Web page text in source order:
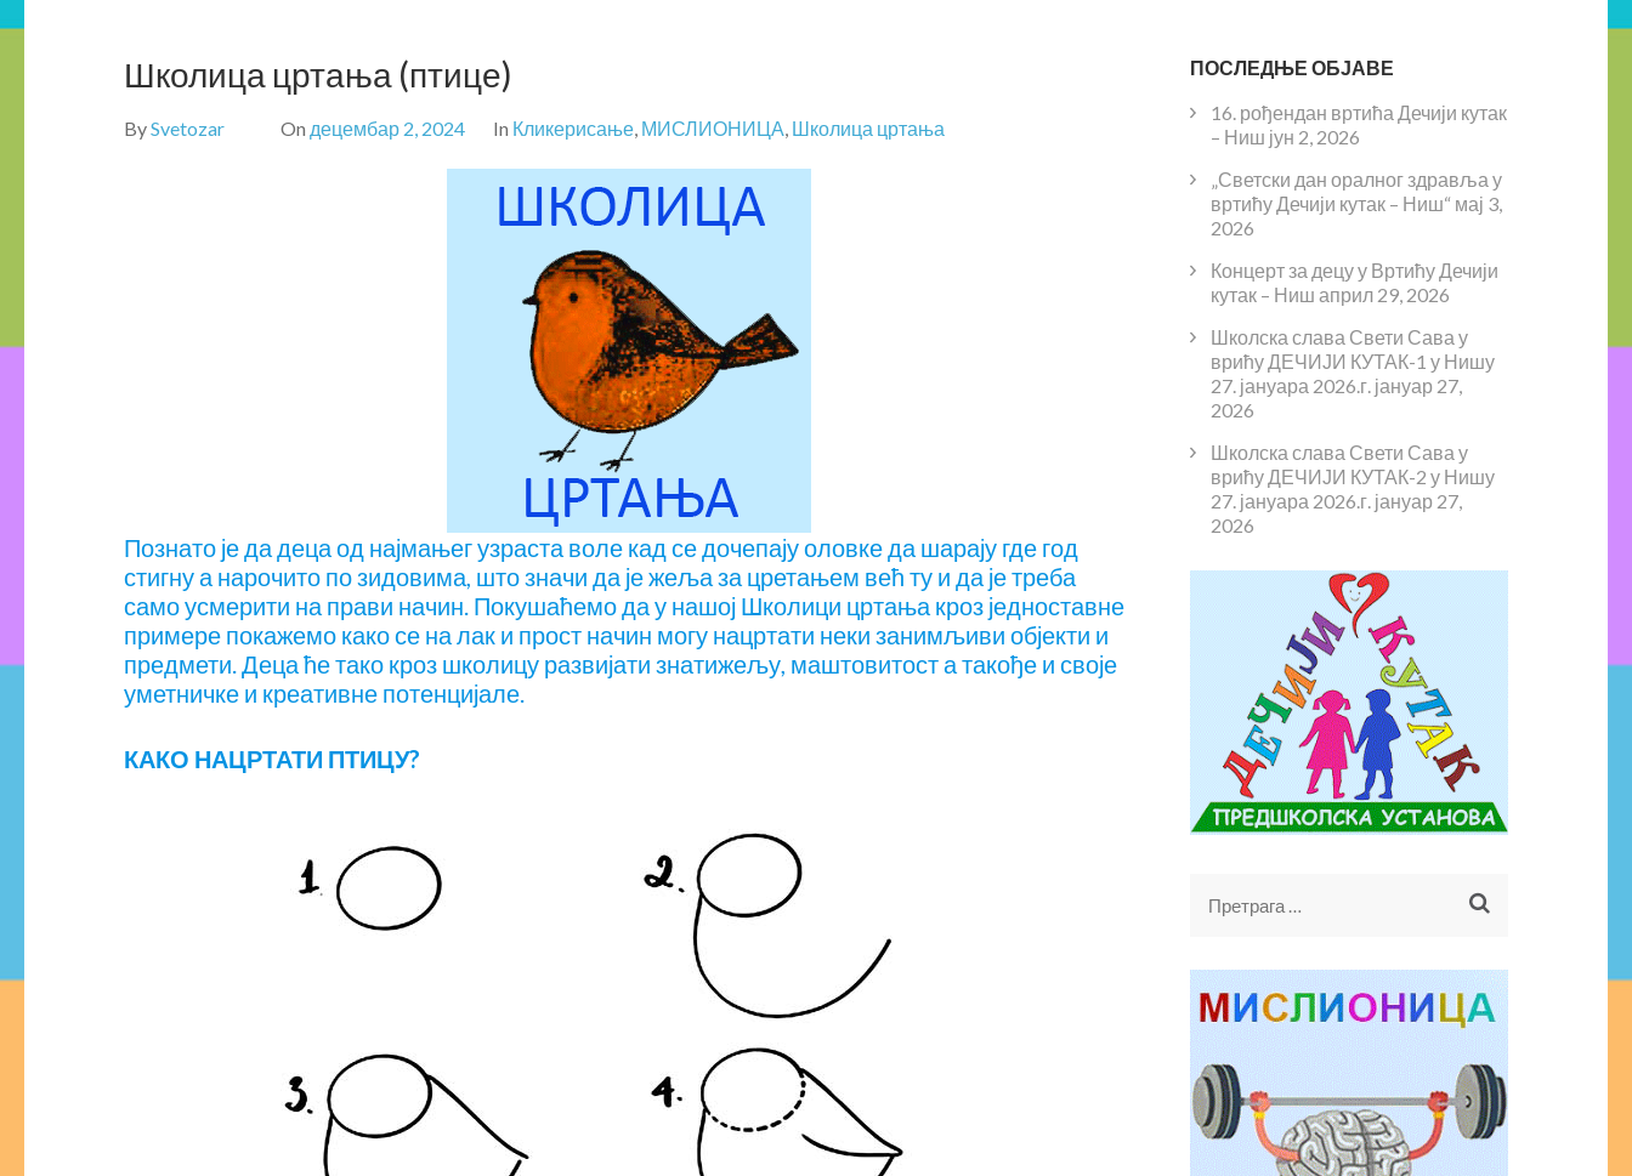
Школица цртања (птице)
BySvetozar On децембар 2, 2024 In Кликерисање, МИСЛИОНИЦА, Школица цртања
Познато је да деца од најмањег узраста воле кад се дочепају оловке да шарају где год
стигну а нарочито по зидовима, што значи да је жеља за цретањем већ ту и да је треба
само усмерити на прави начин. Покушаћемо да у нашој Школици цртања кроз једноставне
примере покажемо како се на лак и прост начин могу нацртати неки занимљиви објекти и
предмети. Деца ће тако кроз школицу развијати знатижељу, маштовитост а такође и своје
уметничке и креативне потенцијале.
КАКО НАЦРТАТИ ПТИЦУ?
ПОСЛЕДЊЕ ОБЈАВЕ
16. рођендан вртића Дечији кутак
– Ниш јун 2, 2026
„Светски дан оралног здравља у
вртићу Дечији кутак – Ниш“ мај 3,
2026
Концерт за децу у Вртићу Дечији
кутак – Ниш април 29, 2026
Школска слава Свети Сава у
врићу ДЕЧИЈИ КУТАК-1 у Нишу
27. јануара 2026.г. јануар 27,
2026
Школска слава Свети Сава у
врићу ДЕЧИЈИ КУТАК-2 у Нишу
27. јануара 2026.г. јануар 27,
2026
Претрага